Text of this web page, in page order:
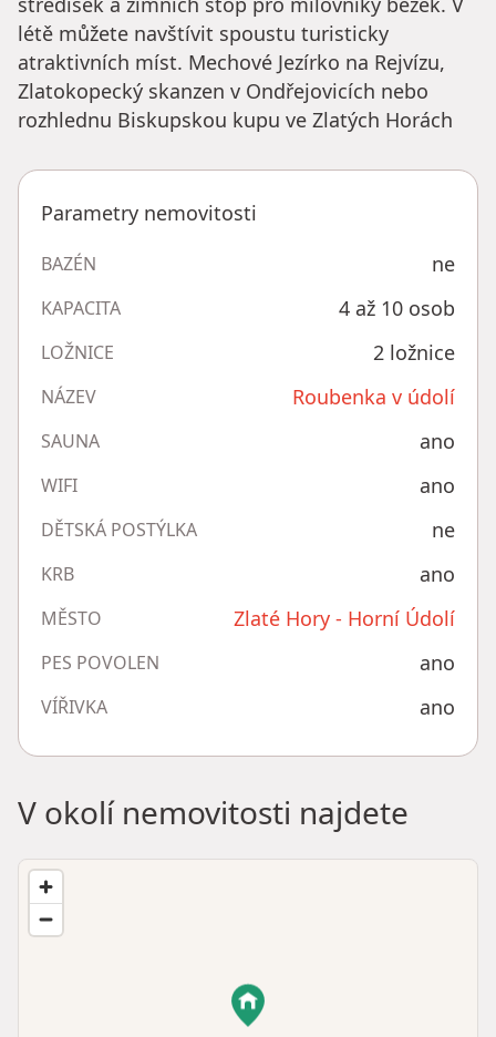
létě můžete navštívit spoustu turisticky
atraktivních míst. Mechové Jezírko na Rejvízu,
Zlatokopecký skanzen v Ondřejovicích nebo
rozhlednu Biskupskou kupu ve Zlatých Horách
Parametry nemovitosti
BAZÉN ne
KAPACITA 4 až 10 osob
LOŽNICE 2 ložnice
NÁZEV Roubenka v údolí
SAUNA ano
WIFI ano
DĚTSKÁ POSTÝLKA ne
KRB ano
MĚSTO Zlaté Hory - Horní Údolí
PES POVOLEN ano
VÍŘIVKA ano
V okolí nemovitosti najdete